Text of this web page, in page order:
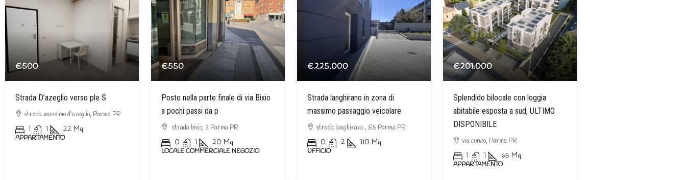
€500
Strada D’azeglio verso ple S
strada massimo d'azeglio, Parma PR
1 1 22 Mq
APPARTAMENTO
€550
Posto nella parte finale di via Bixio
a pochi passi da p
strada bixio, 3 Parma PR
0 1 20 Mq
LOCALE COMMERCIALE NEGOZIO
€225.000
Strada langhirano in zona di
massimo passaggio veicolare
strada langhirano , 85 Parma PR
0 2 110 Mq
UFFICIO
€201.000
Splendido bilocale con loggia
abitabile esposta a sud, ULTIMO
DISPONIBILE
via cuneo, Parma PR
1 1 65 Mq
APPARTAMENTO